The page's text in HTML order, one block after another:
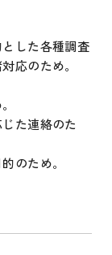
した各種調査
応のため。
た連絡のた
のため。